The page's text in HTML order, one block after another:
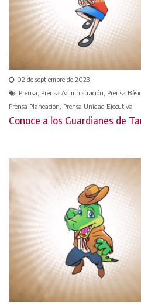
02 de septiembre de 2023
Prensa, Prensa Administración, Prensa
Prensa Planeación, Prensa Unidad Ejecutiva
Conoce a los Guardianes de